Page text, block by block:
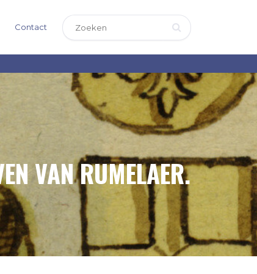
Contact
VAN RUMELAER.